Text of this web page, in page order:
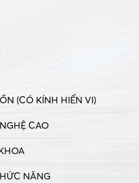
(CÓ KÍNH HIỂN VI)
CAO
NĂNG